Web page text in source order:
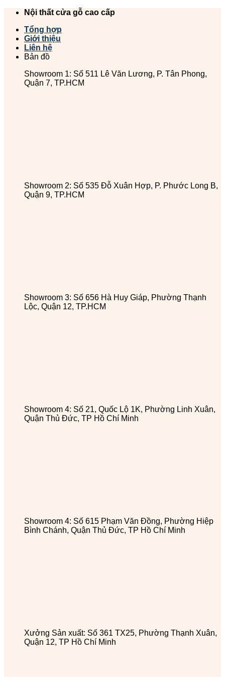
Chuyển
dung
Nội thất cửa gỗ cao cấp
Tổng hợp
Giới thiệu
Liên hệ
Bản đồ
Showroom 1: Số 511 Lê Văn Lương, P. Tân Phong,
Quận 7, TP.HCM
Showroom 2: Số 535 Đỗ Xuân Hợp, P. Phước Long B,
Quận 9, TP.HCM
Showroom 3: Số 656 Hà Huy Giáp, Phường Thạnh
Lộc, Quận 12, TP.HCM
Showroom 4: Số 21, Quốc Lộ 1K, Phường Linh Xuân,
Quận Thủ Đức, TP Hồ Chí Minh
Showroom 4: Số 615 Phạm Văn Đồng, Phường Hiệp
Bình Chánh, Quận Thủ Đức, TP Hồ Chí Minh
Xưởng Sản xuất: Số 361 TX25, Phường Thạnh Xuân,
Quận 12, TP Hồ Chí Minh